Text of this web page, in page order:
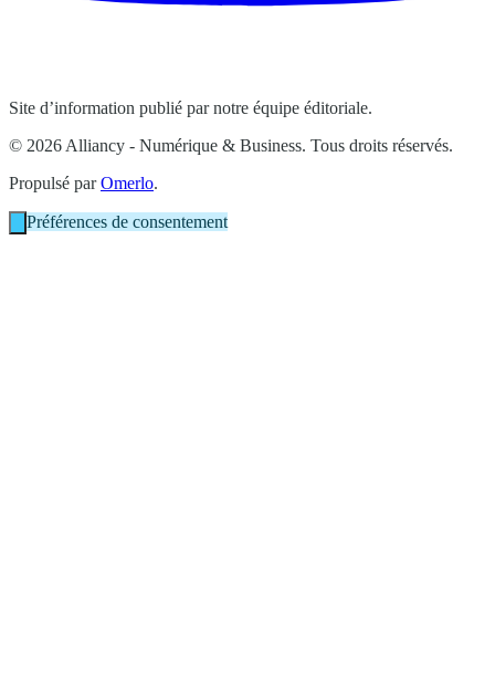
Site d’information publié par notre équipe éditoriale.
© 2026 Alliancy - Numérique & Business. Tous droits réservés.
Propulsé parOmerlo.
Préférences de consentement